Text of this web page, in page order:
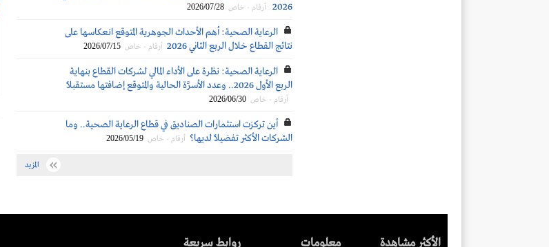
2026
أرقام - خاص 2026/07/28
الرعاية الصحية: أهم الأحداث الجوهرية المتوقع انعكاسها على
نتائج القطاع خلال الربع الثاني 2026
أرقام - خاص 2026/07/15
الرعاية الصحية: نظرة على الأداء المالي لشركات القطاع بنهاية
الربع الأول 2026.. وعدد الأسرَّة الحالية والمتوقع إضافتها مستقبلاً
أرقام - خاص 2026/06/30
أين تركزت استثمارات الصناديق في قطاع الرعاية الصحية.. وما
الشركات الأكثر تفضيلاً لديها؟ أرقام - خاص 2026/05/19
المزيد
الأكثر مشاهدة معلومات روابط سريعة